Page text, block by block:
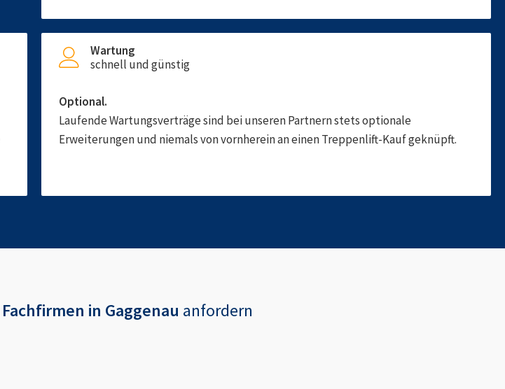
Wartung
schnell und günstig
Optional.
Laufende Wartungsverträge sind bei unseren Partnern stets optionale
Erweiterungen und niemals von vornherein an einen Treppenlift-Kauf geknüpft.
in Gaggenau anfordern